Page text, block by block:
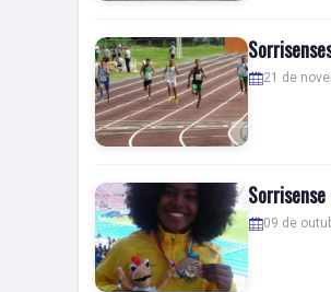
21 de
09 de